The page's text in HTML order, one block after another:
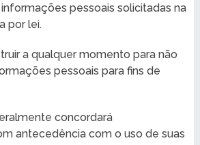
pessoais solicitadas na
por lei.
a qualquer momento para não
pessoais para fins de
concordará
antecedência com o uso de suas